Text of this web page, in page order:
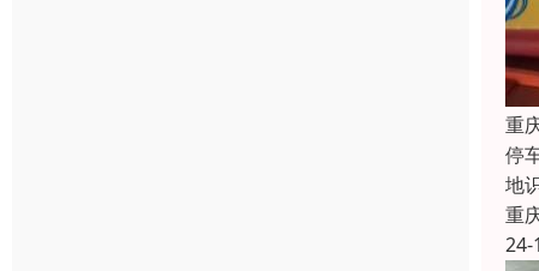
重
停
地
重
24-